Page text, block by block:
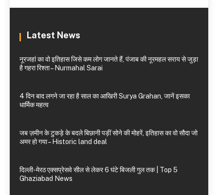
Latest News
नूरजहां का वो इतिहास जिसे कम लोग जानते हैं, पंजाब की नूरमहल सराय से जुड़ा
है गहरा रिश्ता – Nurmahal Sarai
4 दिन बाद लगने जा रहा है साल का आखिरी Surya Grahan, जानें इसका
धार्मिक महत्व
जब ज़मीन के टुकड़े के बदले बिछानी पड़ीं सोने की मोहरें, इतिहास का वो सौदा जो
अमर हो गया – Historic land deal
दिल्ली-मेरठ एक्सप्रेसवे सील से लेकर 6 घंटे बिजली गुल तक | Top 5
Ghaziabad News